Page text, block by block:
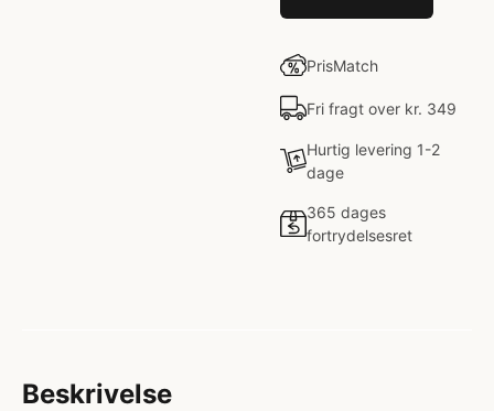
PrisMatch
Fri fragt over kr. 349
Hurtig levering 1-2
dage
365 dages
fortrydelsesret
Beskrivelse